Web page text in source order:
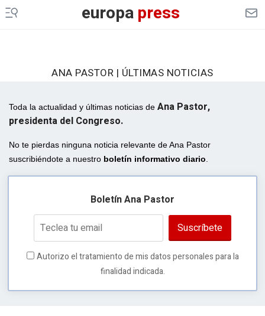
europapress
ANA PASTOR | ÚLTIMAS NOTICIAS
Toda la actualidad y últimas noticias de Ana Pastor,
presidenta del Congreso.
No te pierdas ninguna noticia relevante de Ana Pastor
suscribiéndote a nuestro boletín informativo diario
Boletín Ana Pastor
Suscríbete
Autorizo el tratamiento de mis datos personales para la
finalidad indicada.